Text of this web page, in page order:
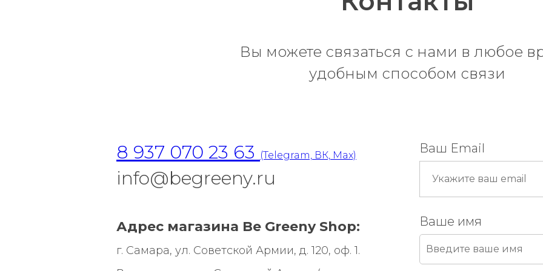
Вы можете связаться с нами в любое
удобным способом связи
8 937 070 23 63 (Telegram, ВК, Max)
info@begreeny.ru
Адрес магазина Be Greeny Shop:
г. Самара, ул. Советской Армии, д. 120, оф. 1.
Ваш Email
Ваше имя